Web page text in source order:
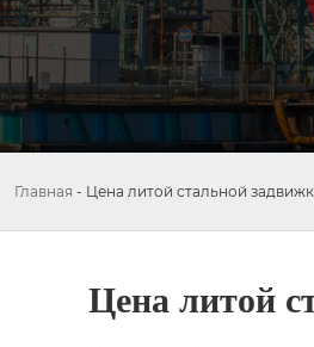
Главная - Цена литой стальной
Цена литой